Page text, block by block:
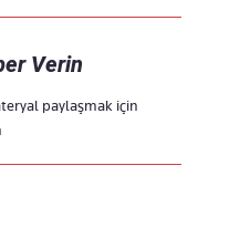
Verin
paylaşmak için